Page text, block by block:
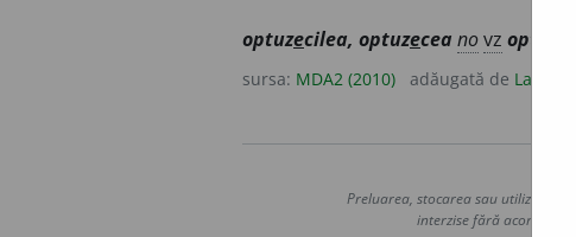
optuzecilea, optuzecea novz
sursa: MDA2 (2010) adăugată de
Preluarea, stocarea sau utilizarea
interzise fără acordul